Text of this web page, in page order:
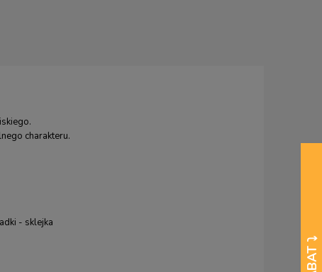
charakteru.
- sklejka